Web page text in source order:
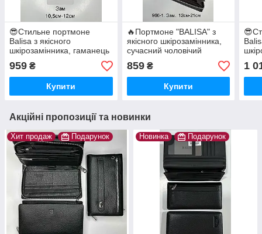
😎Стильне портмоне
Balisa з якісного
шкірозамінника, гаманець
Чорний Y-01
959 ₴
Купити
🔥Портмоне "BALISA" з
якісного шкірозамінника,
сучасний чоловічий
гаманець 966-1
859₴
Купити
1
Акційні пропозиції та новинки
Хит продаж Подарунок Новинка Подарунок